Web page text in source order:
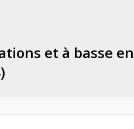
et à basse